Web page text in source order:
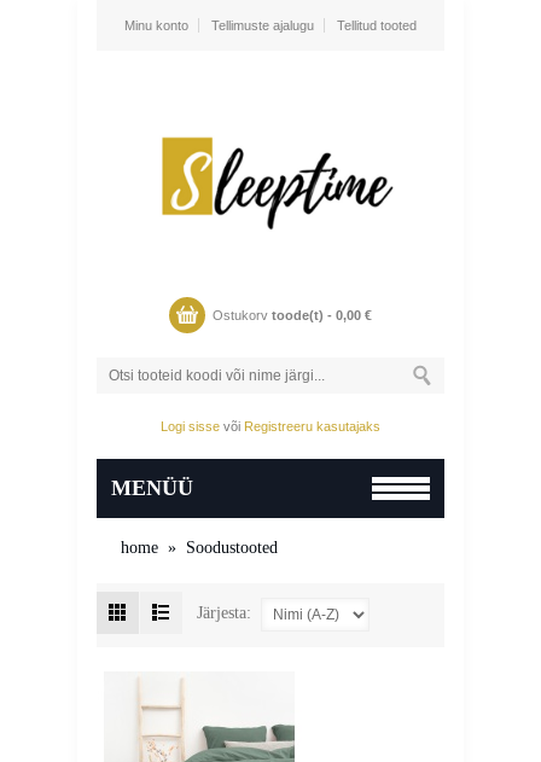
Minu konto Tellimuste ajalugu Tellitud tooted
Ostukorv toode(t) - 0,00 €
Logi sisse või Registreeru kasutajaks
MENÜÜ
home » Soodustooted
Järjesta: